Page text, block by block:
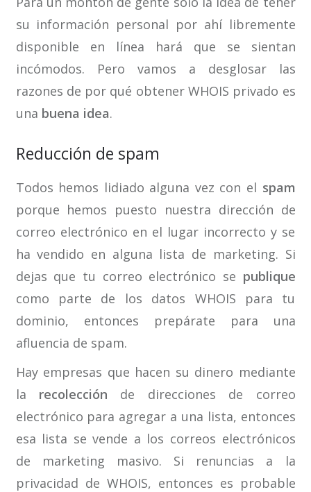
su información personal por ahí libremente
disponible en línea hará que se sientan
incómodos. Pero vamos a desglosar las
razones de por qué obtener WHOIS privado es
una buena idea.
Reducción de spam
Todos hemos lidiado alguna vez con el spam
porque hemos puesto nuestra dirección de
correo electrónico en el lugar incorrecto y se
ha vendido en alguna lista de marketing. Si
dejas que tu correo electrónico se publique
como parte de los datos WHOIS para tu
dominio, entonces prepárate para una
afluencia de spam.
Hay empresas que hacen su dinero mediante
la recolección de direcciones de correo
electrónico para agregar a una lista, entonces
esa lista se vende a los correos electrónicos
de marketing masivo. Si renuncias a la
privacidad de WHOIS, entonces es probable